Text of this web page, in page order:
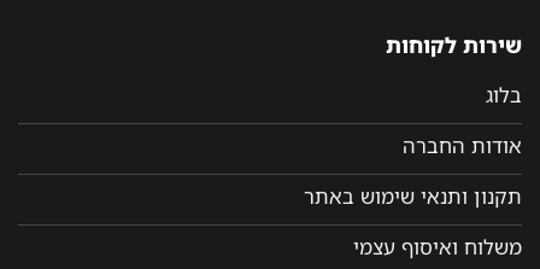
שירות לקוחות
בלוג
אודות החברה
תקנון ותנאי שימוש באתר
משלוח ואיסוף עצמי